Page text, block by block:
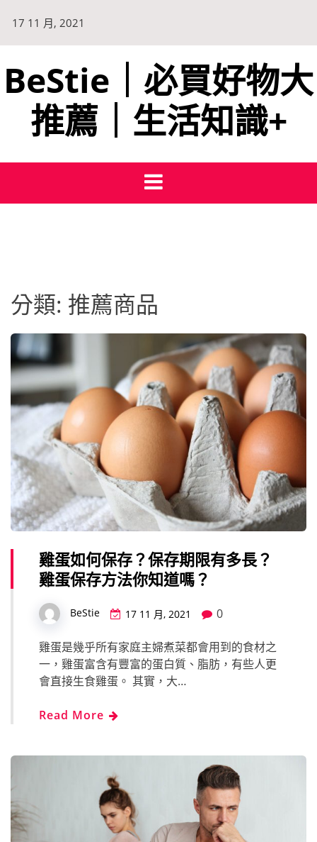
content
17 11 月, 2021
BeStie｜必買好物大
推薦｜生活知識+
分類: 推薦商品
雞蛋如何保存？保存期限有多長？
雞蛋保存方法你知道嗎？
BeStie 17 11 月, 2021 0
雞蛋是幾乎所有家庭主婦煮菜都會用到的食材之
一，雞蛋富含有豐富的蛋白質、脂肪，有些人更
會直接生食雞蛋。 其實，大…
Read More